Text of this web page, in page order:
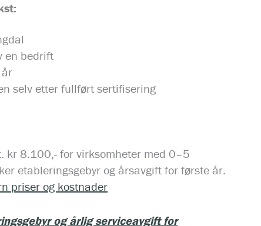
en bedrift
selv etter fullført sertifisering
kr 8.100,- for virksomheter med 0–5
etableringsgebyr og årsavgift for første år.
priser og kostnader
og årlig serviceavgift for